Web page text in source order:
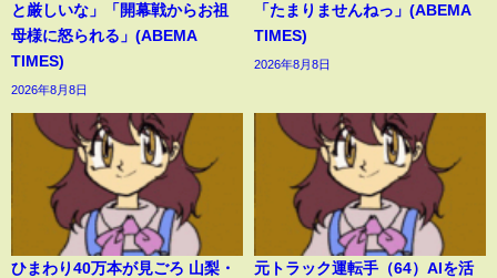
と厳しいな」「開幕戦からお祖
母様に怒られる」(ABEMA
TIMES)
2026年8月8日
「たまりませんねっ」(ABEMA
TIMES)
2026年8月8日
ひまわり40万本が見ごろ 山梨・
元トラック運転手（64）AIを活